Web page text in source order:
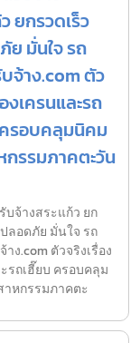
ยกรวดเร็ว
ย มั่นใจ รถ
จ้าง.com ตัว
งเครนและรถ
รอบคลุมนิคม
รรมภาคตะวัน
บจ้างสระแก้ว ยก
ลอดภัย มั่นใจ รถ
าง.com ตัวจริงเรื่อง
รถเฮี๊ยบ ครอบคลุม
หกรรมภาคตะ